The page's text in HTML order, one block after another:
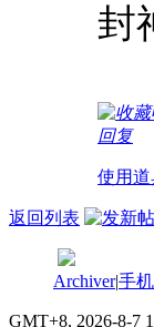
封
回复
使用道
返回列表
Archiver|手
GMT+8, 2026-8-7